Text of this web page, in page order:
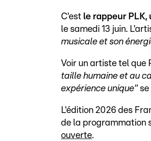
C'est le rappeur PLK,
le samedi 13 juin.
musicale et son
Voir un artiste tel que
taille humaine et au
expérience unique" se
L'édition 2026 des
de la programmation
ouverte.